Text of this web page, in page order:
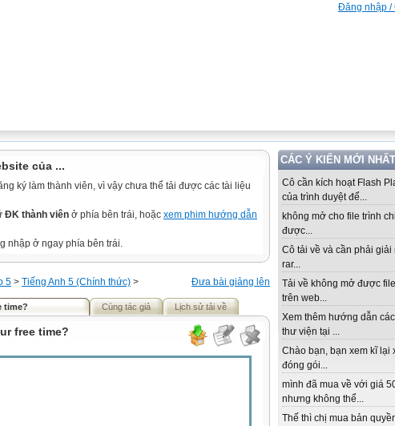
Đăng nhập /
CÁC Ý KIẾN MỚI NHẤT
Cô cần kích hoạt Flash
của trình duyệt để...
không mở cho file trình
được...
Cô tải về và cần phải giải
rar...
Tải về không mở được
trên web...
Xem thêm hướng dẫn
thư viện tại ...
Chào bạn, bạn xem kĩ lại
đóng gói...
mình đã mua về với giá
nhưng không thể...
Thế thì chị mua bản
của ...
ký làm thành viên, vì vậy chưa thể tải được các tài liệu
ĐK thành viên ở phía bên trái, hoặc xem phim hướng dẫn
nhập ở ngay phía bên trái.
Đưa bài giảng lên
5 > Tiếng Anh 5 (Chính thức) >
time? Cùng tác giả Lịch sử tải về
free time?